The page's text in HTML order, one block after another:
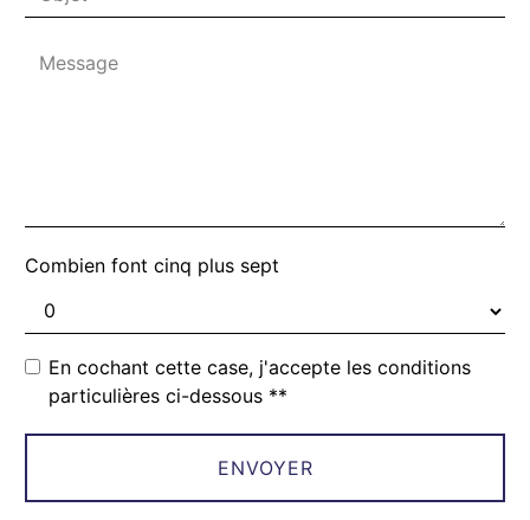
Combien font cinq plus sept
En cochant cette case, j'accepte les conditions
particulières ci-dessous **
ENVOYER